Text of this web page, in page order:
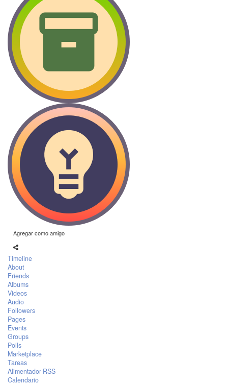
Agregar como amigo
Timeline
About
Friends
Albums
Videos
Audio
Followers
Pages
Events
Groups
Polls
Marketplace
Tareas
Alimentador RSS
Calendario